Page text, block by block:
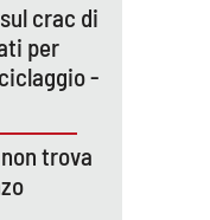
crac di
per
-
trova